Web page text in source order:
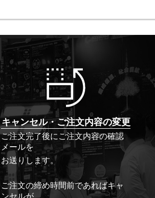
キャンセル・ご注文内容の変更
ご注文完了後にご注文内容の確認
メールを
お送りします。
ご注文の締め時間前であればキャ
ンセルが